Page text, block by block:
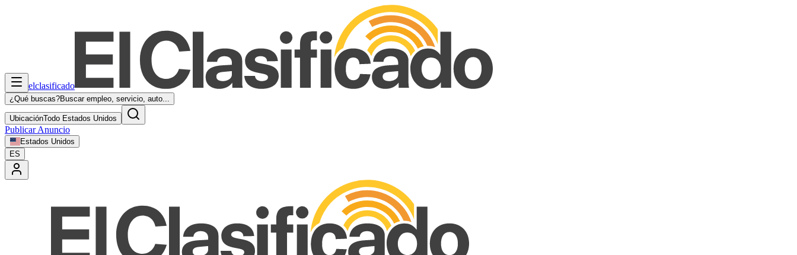
elclasificado
¿Qué buscas?Buscar empleo, servicio, auto...
UbicaciónTodo Estados Unidos
Publicar Anuncio
Estados Unidos
ES